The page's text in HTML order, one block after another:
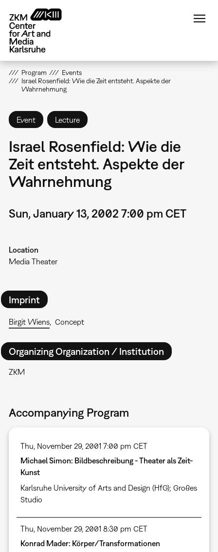
main
content
Program
Events
Israel Rosenfield: Wie die Zeit entsteht. Aspekte der
Wahrnehmung
Event Lecture
Israel Rosenfield: Wie die
Zeit entsteht. Aspekte der
Wahrnehmung
Sun, January 13, 2002 7:00 pm CET
Location
Media Theater
Imprint
Birgit Wiens Concept
Organizing Organization / Institution
ZKM
Accompanying Program
Thu, November 29, 2001 7:00 pm CET
Michael Simon: Bildbeschreibung - Theater als Zeit-
Kunst
Karlsruhe University of Arts and Design (HfG); Großes
Studio
Thu, November 29, 2001 8:30 pm CET
Konrad Mader: Körper/Transformationen